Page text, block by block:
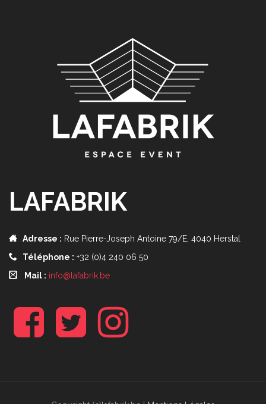
LAFABRIK
Adresse : Rue Pierre-Joseph Antoine 79/E, 4040 Herstal
Téléphone : +32 (0)4 240 06 50
Mail : info@lafabrik.be
f
t
s